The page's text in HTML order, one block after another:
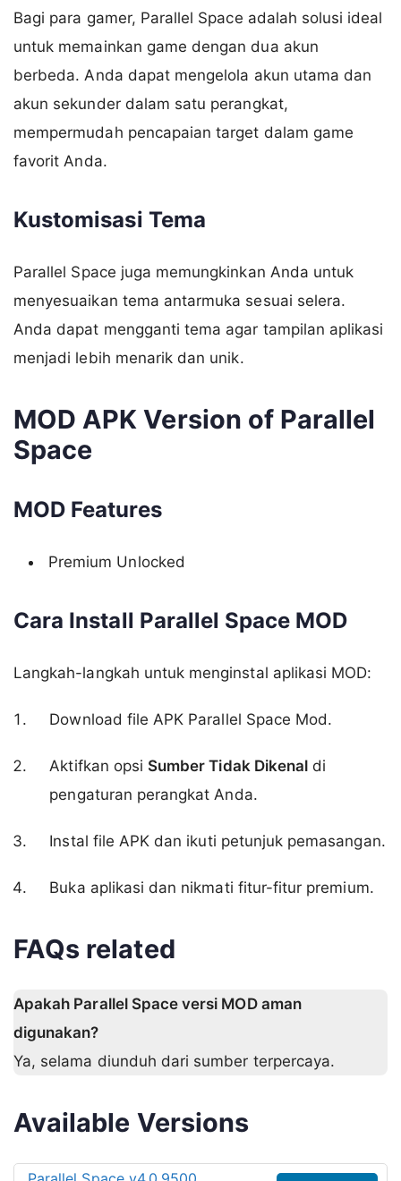
Bagi para gamer, Parallel Space adalah solusi ideal
untuk memainkan game dengan dua akun
berbeda. Anda dapat mengelola akun utama dan
akun sekunder dalam satu perangkat,
mempermudah pencapaian target dalam game
favorit Anda.
Kustomisasi Tema
Parallel Space juga memungkinkan Anda untuk
menyesuaikan tema antarmuka sesuai selera.
Anda dapat mengganti tema agar tampilan aplikasi
menjadi lebih menarik dan unik.
MOD APK Version of Parallel
Space
MOD Features
Premium Unlocked
Cara Install Parallel Space MOD
Langkah-langkah untuk menginstal aplikasi MOD:
Download file APK Parallel Space Mod.
Aktifkan opsi Sumber Tidak Dikenal di
pengaturan perangkat Anda.
Instal file APK dan ikuti petunjuk pemasangan.
Buka aplikasi dan nikmati fitur-fitur premium.
FAQs related
Apakah Parallel Space versi MOD aman
digunakan?
Ya, selama diunduh dari sumber terpercaya.
Available Versions